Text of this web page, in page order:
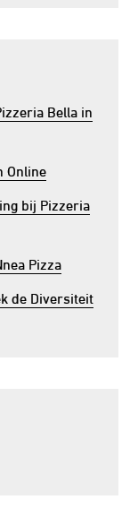
Bella in
Online
bij Pizzeria
Pizza
de Diversiteit